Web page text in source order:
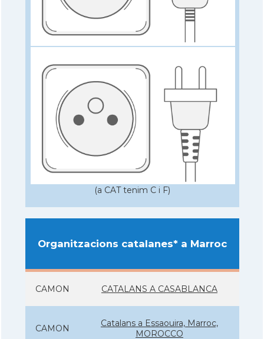
(a CAT tenim C i F)
Organitzacions catalanes* a Marroc
CAMON CATALANS A CASABLANCA
CAMON
Catalans a Essaouira, Marroc,
MOROCCO